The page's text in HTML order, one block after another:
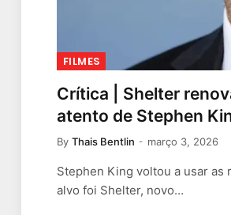
FILMES
Crítica | Shelter
atento de Stephen
By Thais Bentlin março 3, 2026
Stephen King voltou a usar as
alvo foi Shelter, novo…